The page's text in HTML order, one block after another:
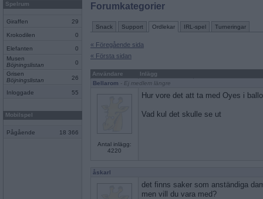
Spelrum
Giraffen 29
Krokodilen 0
Elefanten
0
Musen
Böjningslistan
0
Grisen
Böjningslistan
26
Inloggade 55
Mobilspel
Pågående 18 366
Forumkategorier
Snack Support Ordlekar IRL-spel Turneringar
« Föregående sida
« Första sidan
Användare
Inlägg
Bellarom - Ej medlem längre
Antal inlägg:
4220
Hur vore det att ta med Oyes i
Vad kul det skulle se ut
åskarl
det finns saker som anständiga
men vill du vara med?